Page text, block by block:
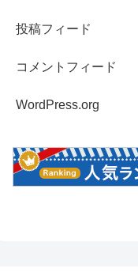
投稿フィード
コメントフィード
WordPress.org